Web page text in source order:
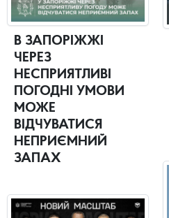
В ЗАПОРІЖЖІ
ЧЕРЕЗ
НЕСПРИЯТЛИВІ
ПОГОДНІ УМОВИ
МОЖЕ
ВІДЧУВАТИСЯ
НЕПРИЄМНИЙ
ЗАПАХ